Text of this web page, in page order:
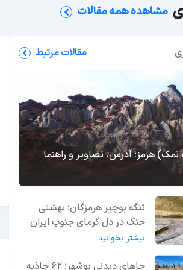
مشاهده همه مقالات
مقالات مرتبط
هرمز؛ آدرس، تصاویر و راهنما
تنگه بوچیر هرمزگان؛ بهشتی
خنک در دل گرمای جنوب ایران
بیشتر بخوانید
جاهای دیدنی بوشهر؛ 62 جاذبه